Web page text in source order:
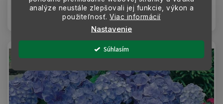
analýze neustále zlepšovali jej funkcie, výkon a
použiteľnosť.Viac informácií
Nastavenie
Súhlasím
Detail